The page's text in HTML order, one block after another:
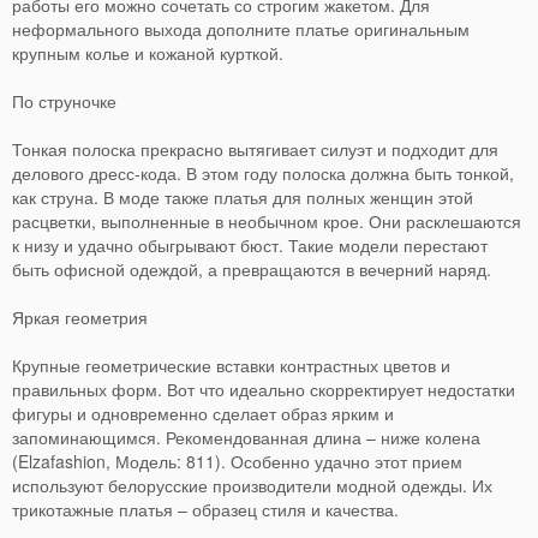
работы его можно сочетать со строгим жакетом. Для
неформального выхода дополните платье оригинальным
крупным колье и кожаной курткой.
По струночке
Тонкая полоска прекрасно вытягивает силуэт и подходит для
делового дресс-кода. В этом году полоска должна быть тонкой,
как струна. В моде также платья для полных женщин этой
расцветки, выполненные в необычном крое. Они расклешаются
к низу и удачно обыгрывают бюст. Такие модели перестают
быть офисной одеждой, а превращаются в вечерний наряд.
Яркая геометрия
Крупные геометрические вставки контрастных цветов и
правильных форм. Вот что идеально скорректирует недостатки
фигуры и одновременно сделает образ ярким и
запоминающимся. Рекомендованная длина – ниже колена
(Elzafashion, Модель: 811). Особенно удачно этот прием
используют белорусские производители модной одежды. Их
трикотажные платья – образец стиля и качества.